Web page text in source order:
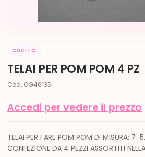
CUCITO
TELAI PER POM POM 4 PZ
Cod. OG46135
Accedi per vedere il prezzo
TELAI PER FARE POM POM DI MISURA: 7-
CONFEZIONE DA 4 PEZZI ASSORTITI